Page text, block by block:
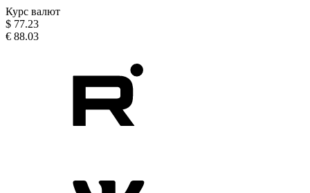
Курс валют
$ 77.23
€ 88.03